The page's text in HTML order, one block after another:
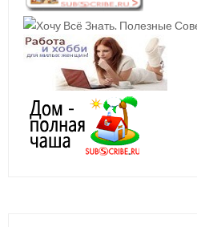
БАКЛАЖАНОВЫЕ
РУЛЕТИКИ С ФАРШЕМ